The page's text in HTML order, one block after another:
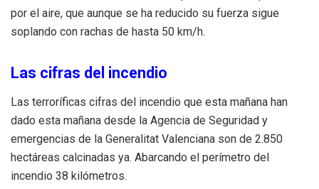
por el aire, que aunque se ha reducido su fuerza sigue
soplando con rachas de hasta 50 km/h.
Las cifras del incendio
Las terroríficas cifras del incendio que esta mañana han
dado esta mañana desde la Agencia de Seguridad y
emergencias de la Generalitat Valenciana son de 2.850
hectáreas calcinadas ya. Abarcando el perímetro del
incendio 38 kilómetros.